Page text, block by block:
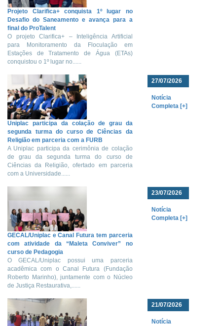
Projeto Clarifica+ conquista 1º lugar no
Desafio do Saneamento e avança para a
final do ProTalent
O projeto Clarifica+ – Inteligência Artificial
para Monitoramento da Floculação em
Estações de Tratamento de Água (ETAs)
conquistou o 1º lugar no......
Uniplac participa da colação de grau da
segunda turma do curso de Ciências da
Religião em parceria com a FURB
A Uniplac participa da cerimônia de colação
de grau da segunda turma do curso de
Ciências da Religião, ofertado em parceria
com a Universidade......
27/07/2026
Notícia
Completa [+]
GECAL/Uniplac e Canal Futura tem parceria
com atividade da “Maleta Conviver” no
curso de Pedagogia
O GECAL/Uniplac possui uma parceria
acadêmica com o Canal Futura (Fundação
Roberto Marinho), juntamente com o Núcleo
de Justiça Restaurativa,......
23/07/2026
Notícia
Completa [+]
21/07/2026
Notícia